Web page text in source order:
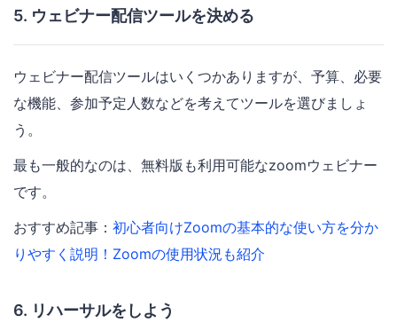
5. ウェビナー配信ツールを決める
ウェビナー配信ツールはいくつかありますが、予算、必要
な機能、参加予定人数などを考えてツールを選びましょ
う。
最も一般的なのは、無料版も利用可能なzoomウェビナー
です。
おすすめ記事： 初心者向けZoomの基本的な使い方を分か
りやすく説明！Zoomの使用状況も紹介
6. リハーサルをしよう